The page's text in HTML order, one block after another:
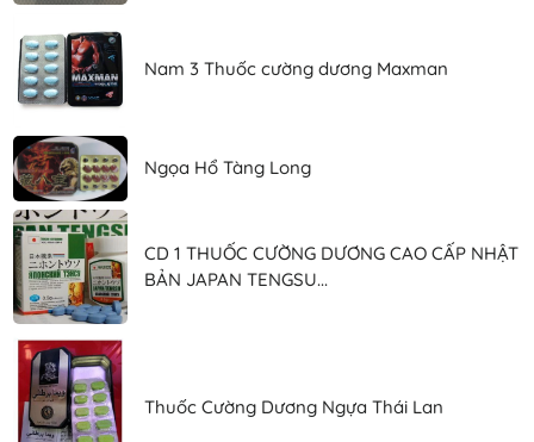
Nam 3 Thuốc cường dương Maxman
Ngọa Hổ Tàng Long
CD 1 THUỐC CƯỜNG DƯƠNG CAO CẤP NHẬT
BẢN JAPAN TENGSU...
Thuốc Cường Dương Ngựa Thái Lan